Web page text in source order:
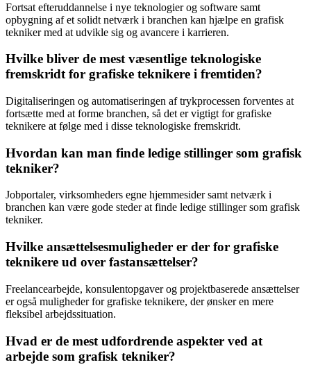
Fortsat efteruddannelse i nye teknologier og software samt
opbygning af et solidt netværk i branchen kan hjælpe en grafisk
tekniker med at udvikle sig og avancere i karrieren.
Hvilke bliver de mest væsentlige teknologiske
fremskridt for grafiske teknikere i fremtiden?
Digitaliseringen og automatiseringen af trykprocessen forventes at
fortsætte med at forme branchen, så det er vigtigt for grafiske
teknikere at følge med i disse teknologiske fremskridt.
Hvordan kan man finde ledige stillinger som grafisk
tekniker?
Jobportaler, virksomheders egne hjemmesider samt netværk i
branchen kan være gode steder at finde ledige stillinger som grafisk
tekniker.
Hvilke ansættelsesmuligheder er der for grafiske
teknikere ud over fastansættelser?
Freelancearbejde, konsulentopgaver og projektbaserede ansættelser
er også muligheder for grafiske teknikere, der ønsker en mere
fleksibel arbejdssituation.
Hvad er de mest udfordrende aspekter ved at
arbejde som grafisk tekniker?